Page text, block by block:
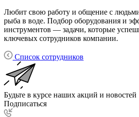
Любит свою работу и общение с
рыба в воде. Подбор оборудования и
инструментов — задачи, которые
ключевых сотрудников компании.
Список сотрудников
Будьте в курсе наших акций и новостей
Подписаться